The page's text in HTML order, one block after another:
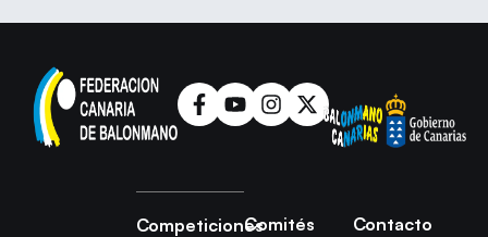
CompeticionesComités
Contacto